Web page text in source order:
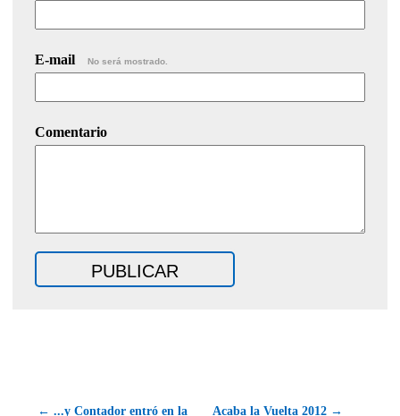
E-mail No será mostrado.
Comentario
← ...y Contador entró en la Acaba la Vuelta 2012 →